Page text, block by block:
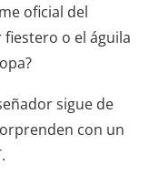
oficial del
fiestero o el águila
sigue de
con un